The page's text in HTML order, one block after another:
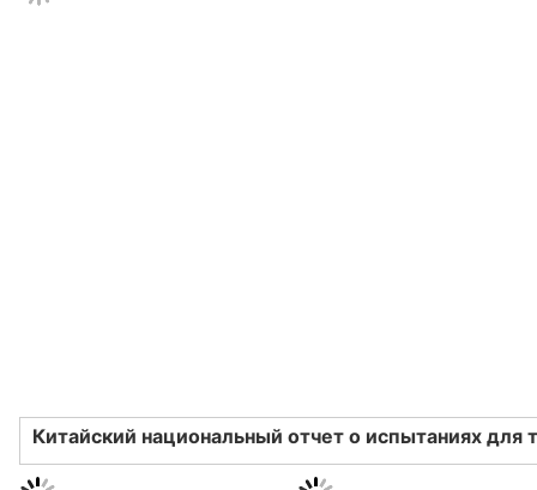
Китайский национальный отчет о испытаниях для